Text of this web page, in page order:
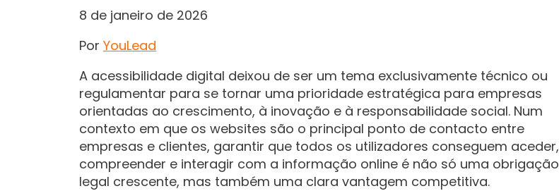
8 de janeiro de 2026
Por YouLead
A acessibilidade digital deixou de ser um tema exclusivamente técnico ou
regulamentar para se tornar uma prioridade estratégica para empresas
orientadas ao crescimento, à inovação e à responsabilidade social. Num
contexto em que os websites são o principal ponto de contacto entre
empresas e clientes, garantir que todos os utilizadores conseguem aceder,
compreender e interagir com a informação online é não só uma obrigação
legal crescente, mas também uma clara vantagem competitiva.